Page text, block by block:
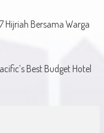
Hijriah Bersama Warga
Best Budget Hotel